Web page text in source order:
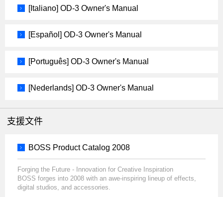
[Italiano] OD-3 Owner's Manual
[Español] OD-3 Owner's Manual
[Português] OD-3 Owner's Manual
[Nederlands] OD-3 Owner's Manual
支援文件
BOSS Product Catalog 2008
Forging the Future - Innovation for Creative Inspiration
BOSS forges into 2008 with an awe-inspiring lineup of effects,
digital studios, and accessories.